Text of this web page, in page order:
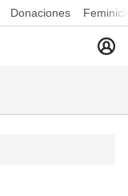
Donaciones